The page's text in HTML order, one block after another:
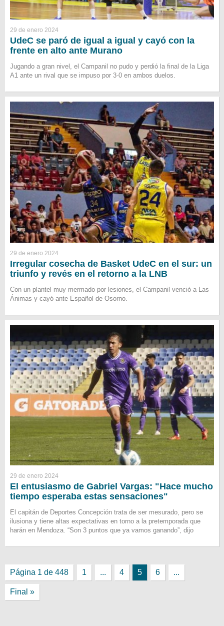
29 de enero 2024
UdeC se paró de igual a igual y cayó con la
frente en alto ante Murano
Jugando a gran nivel, el Campanil no pudo y perdió la final de la Liga
A1 ante un rival que se impuso por 3-0 en ambos duelos.
29 de enero 2024
Irregular cosecha de Basket UdeC en el sur: un
triunfo y revés en el retorno a la LNB
Con un plantel muy mermado por lesiones, el Campanil venció a Las
Ánimas y cayó ante Español de Osorno.
29 de enero 2024
El entusiasmo de Gabriel Vargas: "Hace mucho
tiempo esperaba estas sensaciones"
El capitán de Deportes Concepción trata de ser mesurado, pero se
ilusiona y tiene altas expectativas en torno a la pretemporada que
harán en Mendoza. “Son 3 puntos que ya vamos ganando”, dijo
Página 1 de 448 1 ... 4 5 6 ...
Final »